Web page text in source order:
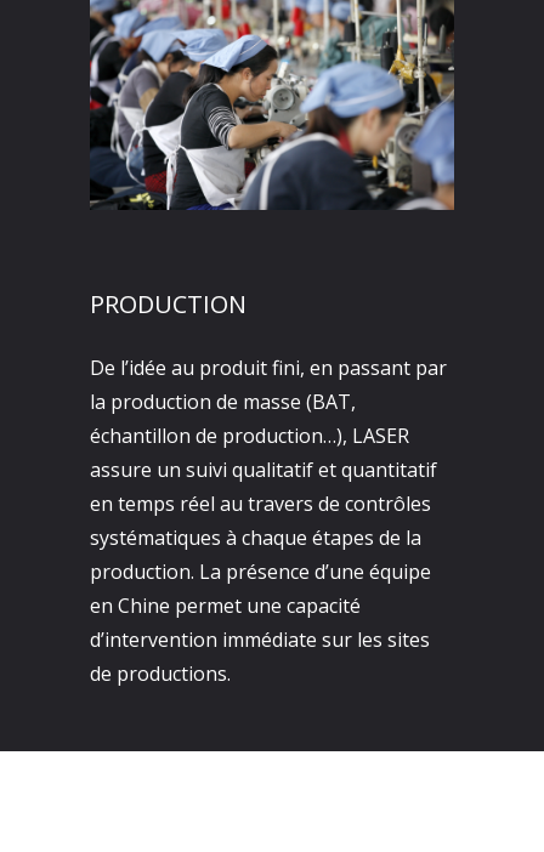
PRODUCTION
De l’idée au produit fini, en passant par
la production de masse (BAT,
échantillon de production…), LASER
assure un suivi qualitatif et quantitatif
en temps réel au travers de contrôles
systématiques à chaque étapes de la
production. La présence d’une équipe
en Chine permet une capacité
d’intervention immédiate sur les sites
de productions.